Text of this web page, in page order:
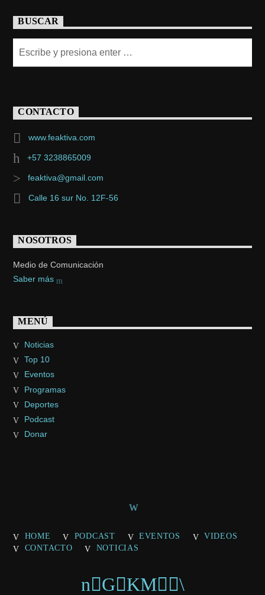
BUSCAR
CONTACTO
www.feaktiva.com
+57 3238865009
feaktiva@gmail.com
Calle 16 sur No. 12F-56
NOSOTROS
Medio de Comunicación
Saber más
MENÚ
Noticias
Top 10
Eventos
Programas
Deportes
Podcast
Donar
HOME PODCAST EVENTOS
VIDEOS
CONTACTO
NOTICIAS